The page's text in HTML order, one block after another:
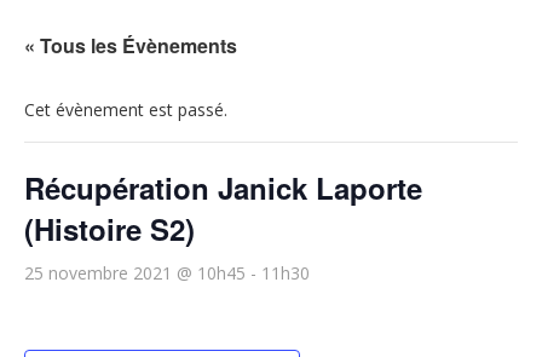
« Tous les Évènements
Cet évènement est passé.
Récupération Janick Laporte
(Histoire S2)
25 novembre 2021 @ 10h45 - 11h30